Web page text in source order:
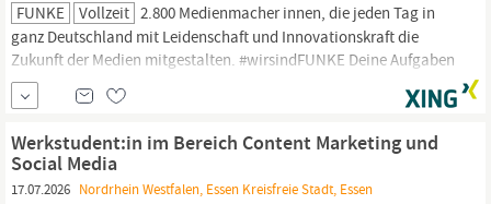
FUNKE Vollzeit 2.800 Medienmacher innen, die jeden Tag in
ganz Deutschland mit Leidenschaft und Innovationskraft die
Zukunft der Medien mitgestalten. #wirsindFUNKE Deine Aufgaben
Du führst und entwickelst ein Team aus Social-Media-Redakteur
innen und Producer innen am Standort
weiter und sorgst
Werkstudent:in im Bereich Content Marketing und
Social Media
17.07.2026 Nordrhein Westfalen, Essen Kreisfreie Stadt, Essen